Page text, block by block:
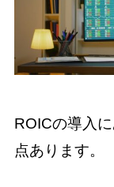
ROICの導入
点あります。